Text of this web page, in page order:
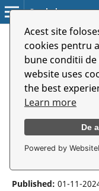
Acest site
cookies pentru
bune conditii de
website uses
the best
Learn more
De
Powered by
Symbolon
/
Vol. 25 No. 2 (47)
Media Content
Vol. 25 No.
Impact of
upon
Published: 01-11-